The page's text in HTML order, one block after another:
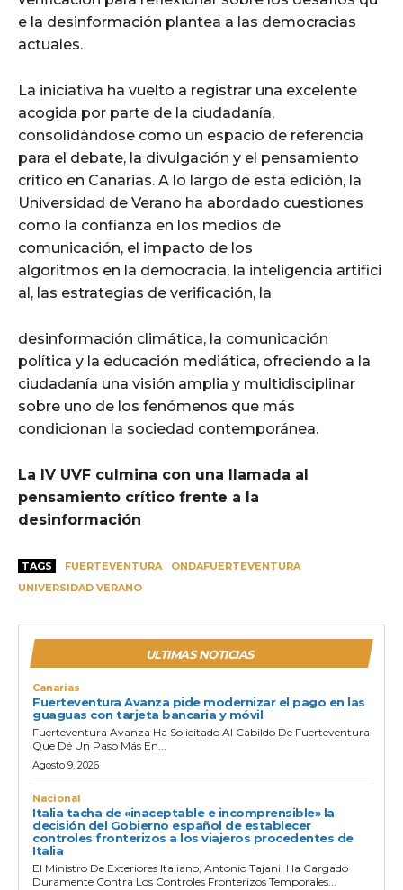
e la desinformación plantea a las democracias
actuales.
La iniciativa ha vuelto a registrar una excelente
acogida por parte de la ciudadanía,
consolidándose como un espacio de referencia
para el debate, la divulgación y el pensamiento
crítico en Canarias. A lo largo de esta edición, la
Universidad de Verano ha abordado cuestiones
como la confianza en los medios de
comunicación, el impacto de los
algoritmos en la democracia, la inteligencia artifici
al, las estrategias de verificación, la
desinformación climática, la comunicación
política y la educación mediática, ofreciendo a la
ciudadanía una visión amplia y multidisciplinar
sobre uno de los fenómenos que más
condicionan la sociedad contemporánea.
La IV UVF culmina con una llamada al
pensamiento crítico frente a la
desinformación
TAGS FUERTEVENTURA
ONDAFUERTEVENTURA
UNIVERSIDAD VERANO
ULTIMAS NOTICIAS
Canarias
Fuerteventura Avanza pide modernizar el pago en las
guaguas con tarjeta bancaria y móvil
Fuerteventura Avanza Ha Solicitado Al Cabildo De Fuerteventura
Que Dé Un Paso Más En...
Agosto 9, 2026
Nacional
Italia tacha de «inaceptable e incomprensible» la
decisión del Gobierno español de establecer
controles fronterizos a los viajeros procedentes de
Italia
El Ministro De Exteriores Italiano, Antonio Tajani, Ha Cargado
Duramente Contra Los Controles Fronterizos Temporales...